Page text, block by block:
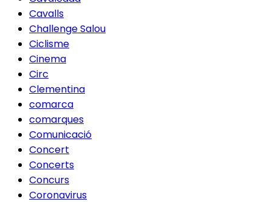
Cavalls
Challenge Salou
Ciclisme
Cinema
Circ
Clementina
comarca
comarques
Comunicació
Concert
Concerts
Concurs
Coronavirus